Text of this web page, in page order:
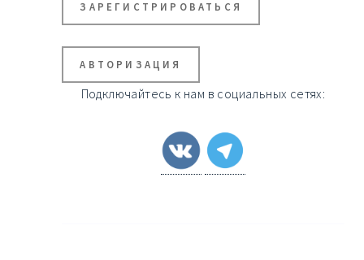
ЗАРЕГИСТРИРОВАТЬСЯ
АВТОРИЗАЦИЯ
Подключайтесь к нам в социальных сетях: